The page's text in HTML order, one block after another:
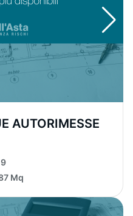
AUTORIMESSE
Mq